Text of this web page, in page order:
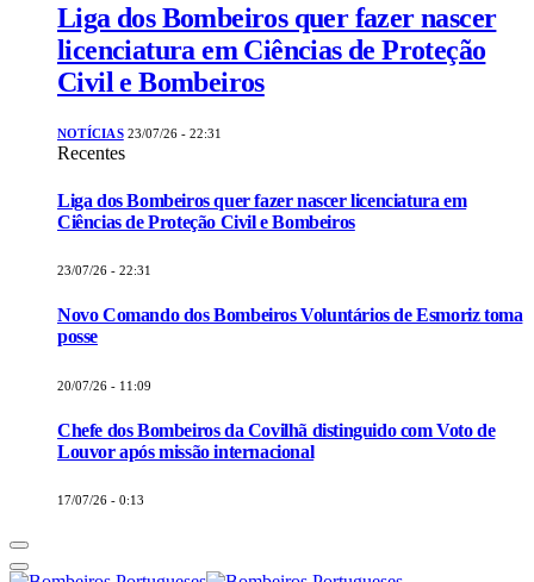
Liga dos Bombeiros quer fazer nascer
licenciatura em Ciências de Proteção
Civil e Bombeiros
NOTÍCIAS 23/07/26 - 22:31
Recentes
Liga dos Bombeiros quer fazer nascer licenciatura em
Ciências de Proteção Civil e Bombeiros
23/07/26 - 22:31
Novo Comando dos Bombeiros Voluntários de Esmoriz toma
posse
20/07/26 - 11:09
Chefe dos Bombeiros da Covilhã distinguido com Voto de
Louvor após missão internacional
17/07/26 - 0:13